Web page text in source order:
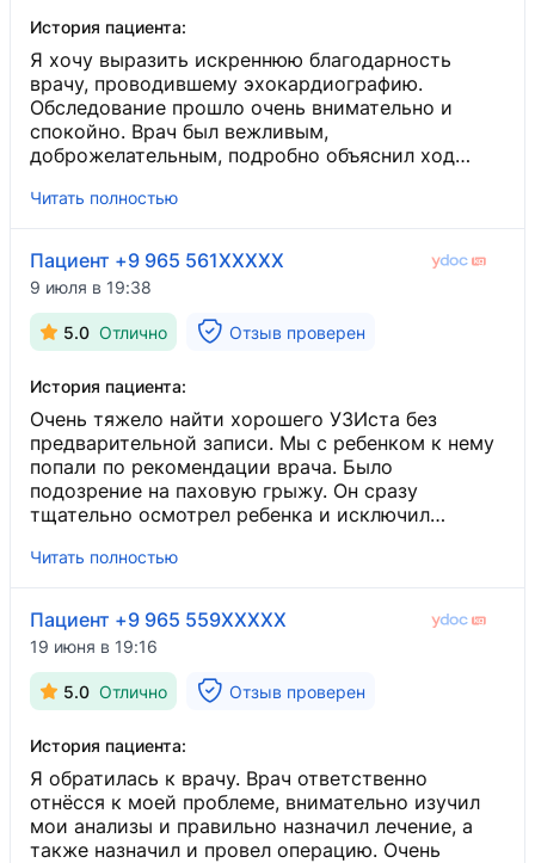
но также смотрит и взрослых, как терапевт.
История пациента:
Я хочу выразить искреннюю благодарность
врачу, проводившему эхокардиографию.
Обследование прошло очень внимательно и
спокойно. Врач был вежливым,
доброжелательным, подробно объяснил ход
Благодаря такому отношению я чувствовала
профессионализм, внимательность и заботу о
пациентах. Желаю вам крепкого здоровья,
успехов в работе и всего самого доброго!
Читать полностью
Пациент +9 965 561XXXXX
9 июля в 19:38
5.0 Отлично Отзыв проверен
История пациента:
Очень тяжело найти хорошего УЗИста без
предварительной записи. Мы с ребенком к нему
попали по рекомендации врача. Было
подозрение на паховую грыжу. Он сразу
тщательно осмотрел ребенка и исключил
врачу. Единственное, он не так многословен, но
нему ходить с удовольствием и будем
рекомендовать всем.
Читать полностью
Пациент +9 965 559XXXXX
19 июня в 19:16
5.0 Отлично Отзыв проверен
История пациента:
Я обратилась к врачу. Врач ответственно
отнёсся к моей проблеме, внимательно изучил
мои анализы и правильно назначил лечение, а
также назначил и провел операцию. Очень